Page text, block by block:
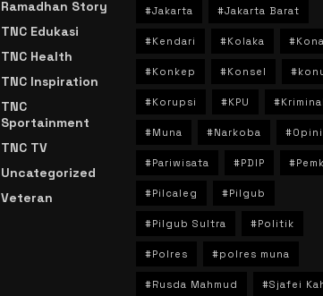
Ramadhan Story
TNC Edukasi
TNC Health
TNC Inspiration
TNC
Sportainment
TNC TV
Uncategorized
Veteran
#Jakarta #Jakarta Barat
#Kendari #Kolaka
#Konkep #Konsel
#Korupsi #KPU #Kriminal
#Muna #Narkoba #Opini
#Pariwisata #PDIP
#Pilcaleg #Pilgub
#Pilgub Sultra #Politik
#Polres #polres muna
#Rusda Mahmud #Sjafei